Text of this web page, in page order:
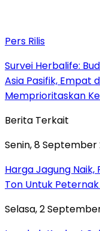
Pers Rilis
Survei Herbalife:
Asia Pasifik, Empat
Memprioritaskan
Berita Terkait
Senin, 8 September
Harga Jagung
Ton Untuk
Selasa, 2